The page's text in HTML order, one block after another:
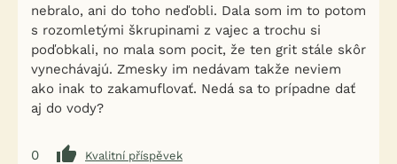
nebralo, ani do toho neďobli. Dala som im to potom
s rozomletými škrupinami z vajec a trochu si
poďobkali, no mala som pocit, že ten grit stále skôr
vynechávajú. Zmesky im nedávam takže neviem
ako inak to zakamuflovať. Nedá sa to prípadne dať
aj do vody?
0
Kvalitní příspěvek